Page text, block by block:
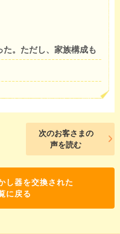
。ただし、家族構成も
次のお客さまの
声を読む
し器を交換された
に戻る